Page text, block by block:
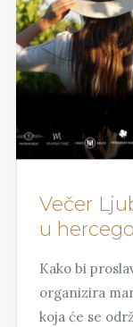
Večer
u
Kako bi
organizira
koja će se